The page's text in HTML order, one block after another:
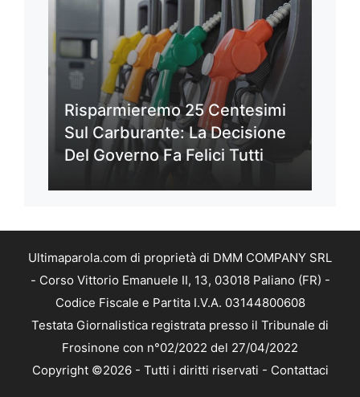
Risparmieremo 25 Centesimi
Sul Carburante: La Decisione
Del Governo Fa Felici Tutti
Ultimaparola.com di proprietà di DMM COMPANY SRL
- Corso Vittorio Emanuele II, 13, 03018 Paliano (FR) -
Codice Fiscale e Partita I.V.A. 03144800608
Testata Giornalistica registrata presso il Tribunale di
Frosinone con n°02/2022 del 27/04/2022
Copyright ©2026 - Tutti i diritti riservati - Contattaci